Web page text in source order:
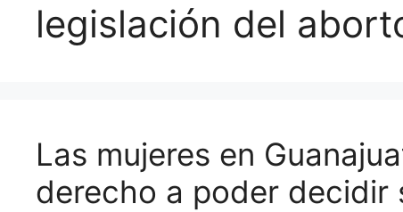
legislación del
Las mujeres en
derecho a poder decidir